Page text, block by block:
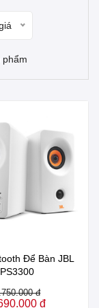
phẩm
Để Bàn JBL
PS3300
đ
đ